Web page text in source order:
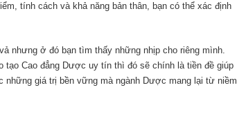
tính cách và khả năng bản thân, bạn có thể xác định
nhưng ở đó bạn tìm thấy những nhịp cho riêng mình.
Cao đẳng Dược uy tín thì đó sẽ chính là tiền đề giúp
những giá trị bền vững mà ngành Dược mang lại từ niềm